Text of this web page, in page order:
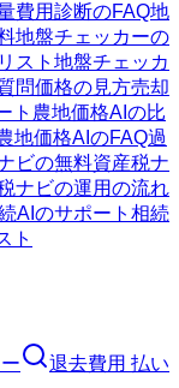
費用診断のFAQ地
地盤チェッカーの
スト 地盤チェッカ
問価格の見方売却
ト 農地価格AIの比
地価格AIのFAQ過
ビの無料資産税ナ
ナビの運用の流れ
AIのサポート 相続
ト
退去費用 払い